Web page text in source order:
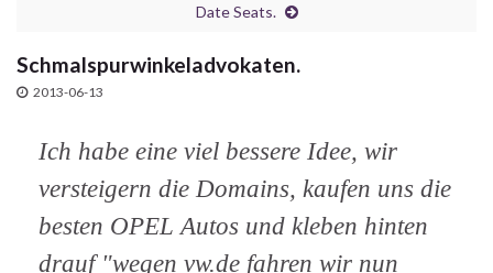
Date Seats.
Schmalspurwinkeladvokaten.
2013-06-13
Ich habe eine viel bessere Idee, wir
versteigern die Domains, kaufen uns die
besten OPEL Autos und kleben hinten
drauf "wegen vw.de fahren wir nun